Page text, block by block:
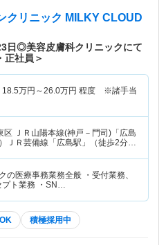
クリニック MILKY CLOUD
日◎美容皮膚科クリニックにて
正社員＞
18.5万円～26.0万円 程度 ※諸手当
区 ＪＲ山陽本線(神戸－門司)「広島
ＪＲ芸備線「広島駅」（徒歩2分）
の医療事務業務全般 ・受付業務、
プト業務 ・SN…
積極採用中